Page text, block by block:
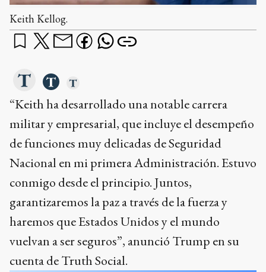
Keith Kellog.
“Keith ha desarrollado una notable carrera
militar y empresarial, que incluye el desempeño
de funciones muy delicadas de Seguridad
Nacional en mi primera Administración. Estuvo
conmigo desde el principio. Juntos,
garantizaremos la paz a través de la fuerza y
haremos que Estados Unidos y el mundo
vuelvan a ser seguros”, anunció Trump en su
cuenta de Truth Social.